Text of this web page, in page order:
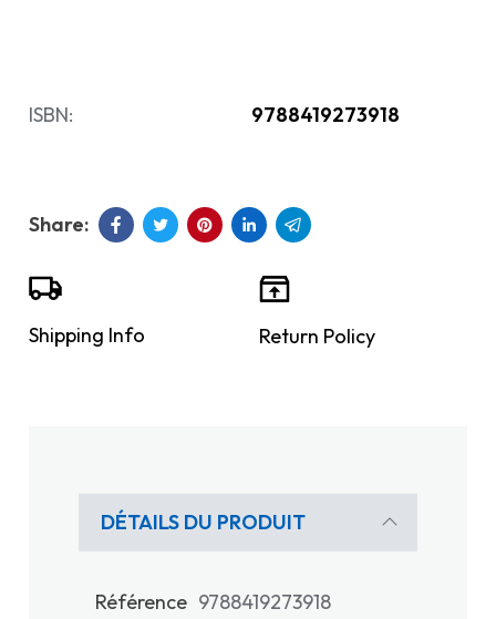
ISBN: 9788419273918
Shipping Info Return Policy
DÉTAILS DU PRODUIT
Référence 9788419273918